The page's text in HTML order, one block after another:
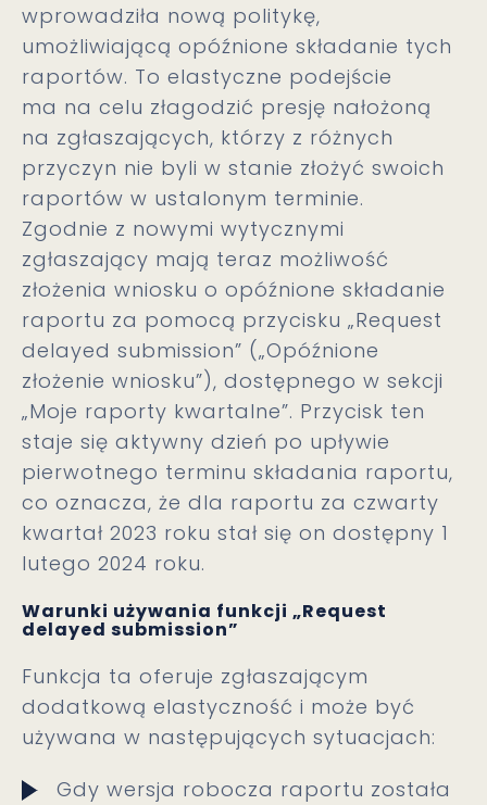
wprowadziła nową politykę,
umożliwiającą opóźnione składanie tych
raportów. To elastyczne podejście
ma na celu złagodzić presję nałożoną
na zgłaszających, którzy z różnych
przyczyn nie byli w stanie złożyć swoich
raportów w ustalonym terminie.
Zgodnie z nowymi wytycznymi
zgłaszający mają teraz możliwość
złożenia wniosku o opóźnione składanie
raportu za pomocą przycisku „Request
delayed submission” („Opóźnione
złożenie wniosku”), dostępnego w sekcji
„Moje raporty kwartalne”. Przycisk ten
staje się aktywny dzień po upływie
pierwotnego terminu składania raportu,
co oznacza, że dla raportu za czwarty
kwartał 2023 roku stał się on dostępny 1
lutego 2024 roku.
Warunki używania funkcji „Request
delayed submission”
Funkcja ta oferuje zgłaszającym
dodatkową elastyczność i może być
używana w następujących sytuacjach:
Gdy wersja robocza raportu została